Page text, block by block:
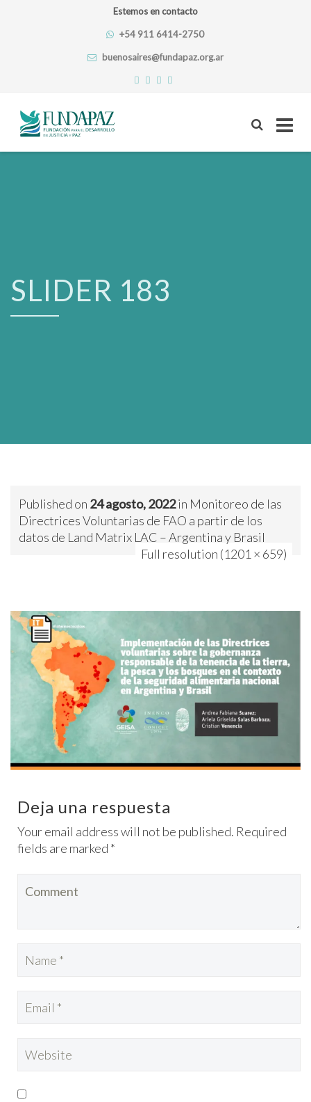
Estemos en contacto
+54 911 6414-2750
buenosaires@fundapaz.org.ar
Skip
SLIDER 183
Published on 24 agosto, 2022in Monitoreo de las
Directrices Voluntarias de FAO a partir de los
datos de Land Matrix LAC – Argentina y Brasil
Full resolution (1201 × 659)
Deja una respuesta
Your email address will not be published. Required
fields are marked *